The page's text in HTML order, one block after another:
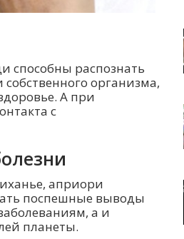
способны распознать
организма,
А при
с
априори
поспешные выводы
а и
планеты.